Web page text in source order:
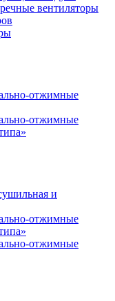
вентиляторы
отжимные
отжимные
и
отжимные
отжимные